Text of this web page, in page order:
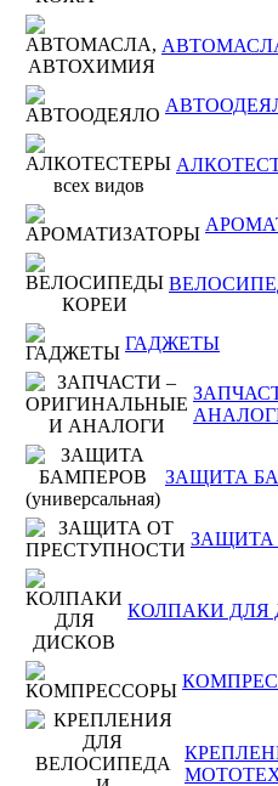
ГАДЖЕТЫ
ЗАЩИТА
ЗАЩИТА
КОЛПАКИ ДЛЯ